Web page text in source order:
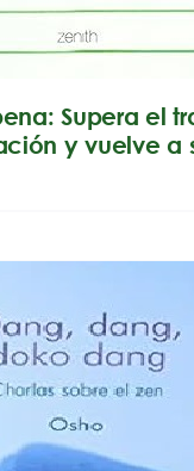
Supera el
y vuelve a